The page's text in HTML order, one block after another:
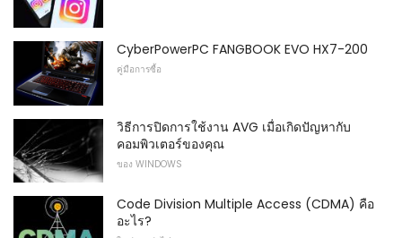
CyberPowerPC FANGBOOK EVO HX7-200
คู่มือการซื้อ
วิธีการปิดการใช้งาน AVG เมื่อเกิดปัญหากับ
คอมพิวเตอร์ของคุณ
ของ WINDOWS
Code Division Multiple Access (CDMA) คือ
อะไร?